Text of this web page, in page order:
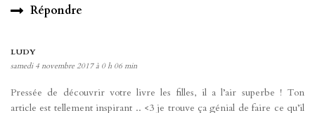
Répondre
LUDY
samedi 4 novembre 2017 à 0 h 06 min
Pressée de découvrir votre livre les filles, il a l’air superbe ! Ton
article est tellement inspirant .. <3 je trouve ça génial de faire ce qu’il